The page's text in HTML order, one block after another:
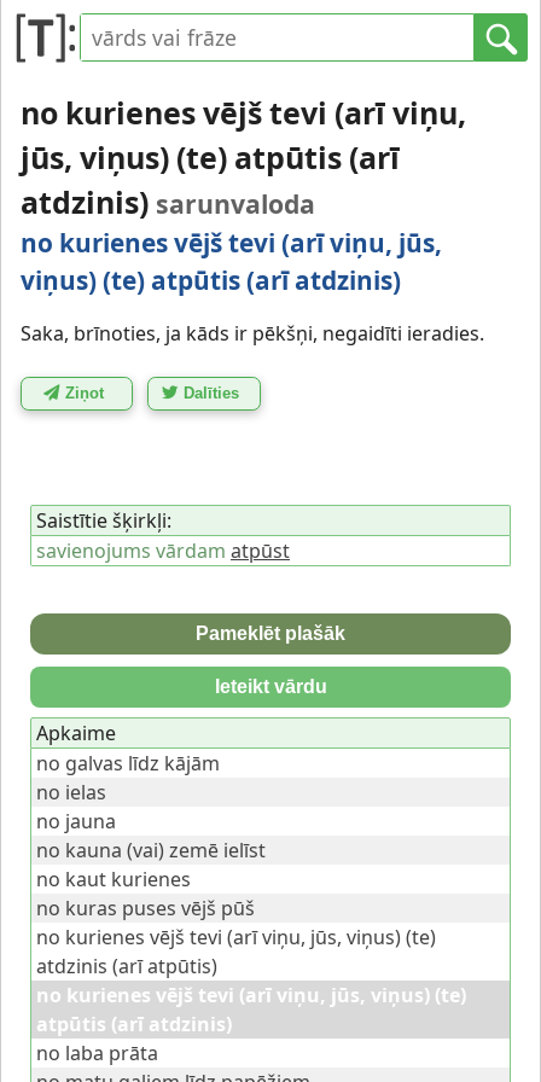
no kurienes vējš tevi (arī viņu,
jūs, viņus) (te) atpūtis (arī
atdzinis) sarunvaloda
no kurienes vējš tevi (arī viņu, jūs,
viņus) (te) atpūtis (arī atdzinis)
Saka, brīnoties, ja kāds ir pēkšņi, negaidīti ieradies.
Ziņot Dalīties
Saistītie šķirkļi:
savienojums vārdam atpūst
Pameklēt plašāk
Ieteikt vārdu
Apkaime
no galvas līdz kājām
no ielas
no jauna
no kauna (vai) zemē ielīst
no kaut kurienes
no kuras puses vējš pūš
no kurienes vējš tevi (arī viņu, jūs, viņus) (te)
atdzinis (arī atpūtis)
no kurienes vējš tevi (arī viņu, jūs, viņus) (te)
atpūtis (arī atdzinis)
no laba prāta